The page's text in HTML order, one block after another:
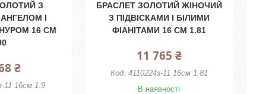
З
І
16 СМ
₴
11 16см 1.9
БРАСЛЕТ ЗОЛОТИЙ ЖІНОЧИЙ
З ПІДВІСКАМИ І БІЛИМИ
ФІАНІТАМИ 16 СМ 1.81
11 765 ₴
4110224з-11 16см 1.81
В наявності